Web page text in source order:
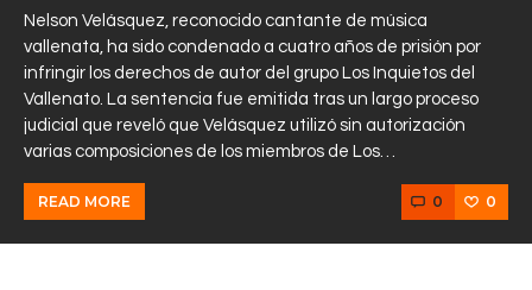
Nelson Velásquez, reconocido cantante de música
vallenata, ha sido condenado a cuatro años de prisión por
infringir los derechos de autor del grupo Los Inquietos del
Vallenato. La sentencia fue emitida tras un largo proceso
judicial que reveló que Velásquez utilizó sin autorización
varias composiciones de los miembros de Los…
READ MORE 0 0